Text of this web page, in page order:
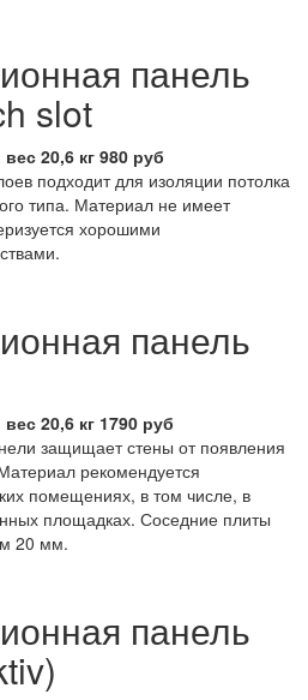
панель
slot
20,6 кг 980 руб
подходит для изоляции потолка
типа. Материал не имеет
хорошими
панель
20,6 кг 1790 руб
защищает стены от появления
рекомендуется
помещениях, в том числе, в
площадках. Соседние плиты
20 мм.
панель